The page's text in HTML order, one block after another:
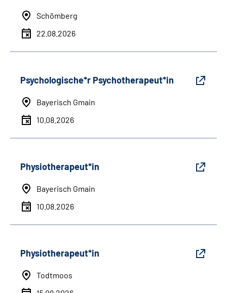
Schömberg
22.08.2026
Psychologische*r Psychotherapeut*in
Bayerisch Gmain
10.08.2026
Physiotherapeut*in
Bayerisch Gmain
10.08.2026
Physiotherapeut*in
Todtmoos